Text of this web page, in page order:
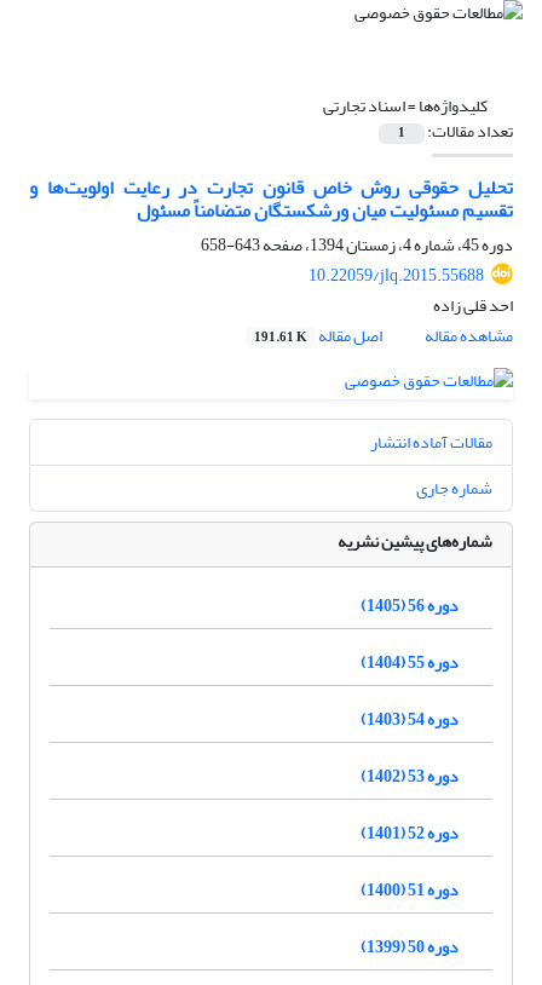
کلیدواژه‌ها =اسناد تجارتی
تعداد مقالات: 1
تحلیل حقوقی روش خاص قانون تجارت در رعایت اولویت‌ها و
تقسیم مسئولیت میان ورشکستگان متضامناً مسئول
دوره 45، شماره 4، زمستان 1394، صفحه
643-658
10.22059/jlq.2015.55688
احد قلی زاده
مشاهده مقاله
اصل مقاله 191.61 K
مقالات آماده انتشار
شماره جاری
شماره‌های پیشین نشریه
دوره 56 (1405)
دوره 55 (1404)
دوره 54 (1403)
دوره 53 (1402)
دوره 52 (1401)
دوره 51 (1400)
دوره 50 (1399)